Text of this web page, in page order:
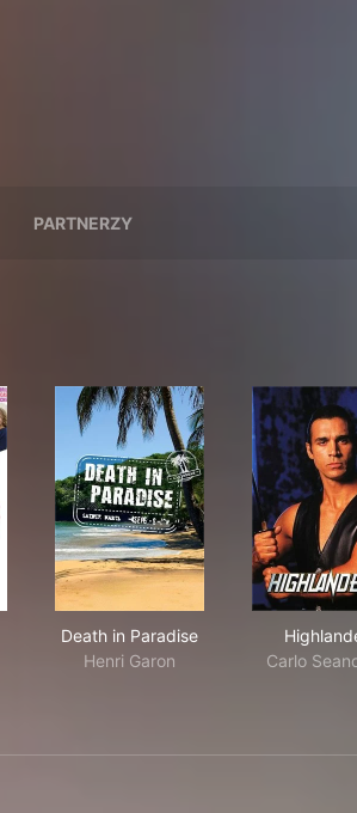
PARTNERZY
Death in Paradise
Henri Garon
Carlo